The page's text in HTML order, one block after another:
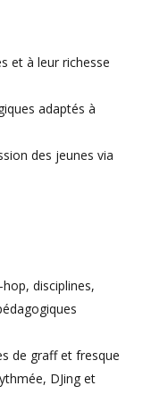
et à leur richesse
adaptés à
des jeunes via
disciplines,
de graff et fresque
DJing et